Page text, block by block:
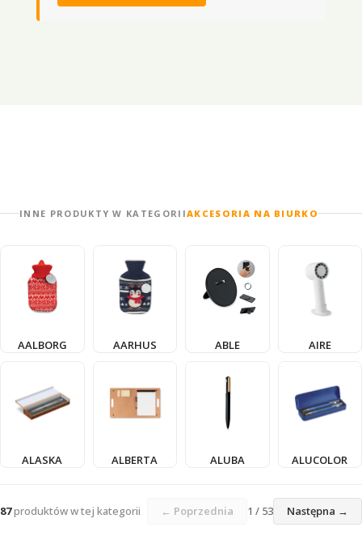
INNE PRODUKTY W KATEGORIIAKCESORIA NA BIURKO
AALBORG AARHUS ABLE AIRE
ALASKA ALBERTA ALUBA ALUCOLOR
87produktów w tej kategorii ← Poprzednia 1 / 53 Następna →